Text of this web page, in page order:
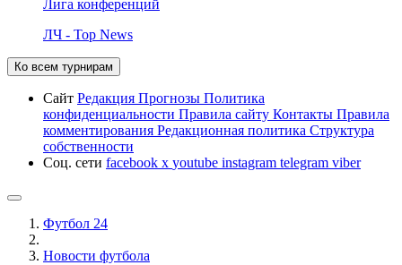
Лига конференций
ЛЧ - Top News
Ко всем турнирам
Сайт Редакция Прогнозы Политика
конфиденциальности Правила сайту Контакты Правила
комментирования Редакционная политика Структура
собственности
Соц. сети facebook x youtube instagram telegram viber
Футбол 24
Новости футбола